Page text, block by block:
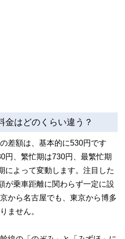
金はどのくらい違う？
差額は、基本的に530円です
円、繁忙期は730円、最繁忙期
によって変動します。注目した
が乗車距離に関わらず一定に設
から名古屋でも、東京から博多
ません。